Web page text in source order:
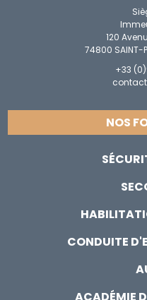
120
74800 SAINT-
+33
NOS
CONDUITE